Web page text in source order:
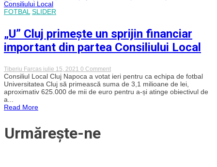
FOTBAL SLIDER
„U” Cluj primește un sprijin financiar
important din partea Consiliului Local
Tiberiu Farcas iulie 15, 2021 0 Commenton
„U”
Cluj
primește
un
Consiliul Local Cluj Napoca a votat ieri pentru ca echipa de fotbal
Universitatea Cluj să primească suma de 3,1 milioane de lei,
aproximativ 625.000 de mii de euro pentru a-și atinge obiectivul de
a...
Read More
Urmărește-ne